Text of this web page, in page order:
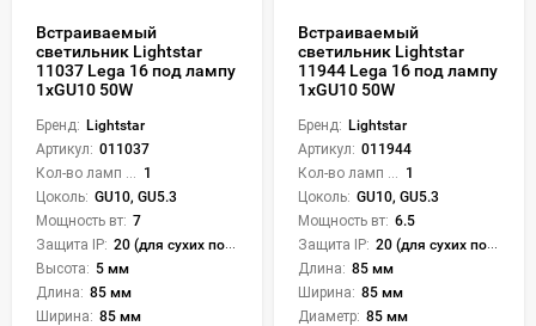
Встраиваемый
светильник Lightstar
11037 Lega 16 под лампу
1xGU10 50W
Бренд: Lightstar
Артикул: 011037
1
Цоколь: GU10, GU5.3
Мощность вт: 7
Защита IP: 20 (для сухих пом.)
Высота: 5 мм
Длина: 85 мм
Ширина: 85 мм
Встраиваемый
светильник Lightstar
11944 Lega 16 под лампу
1xGU10 50W
Бренд: Lightstar
Артикул: 011944
1
Цоколь: GU10, GU5.3
Мощность вт: 6.5
Защита IP: 20 (для сухих пом.)
Длина: 85 мм
Ширина: 85 мм
Диаметр: 85 мм